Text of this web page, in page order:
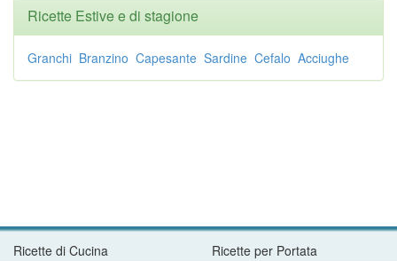
Ricette Estive e di stagione
Granchi Branzino Capesante Sardine Cefalo Acciughe
Ricette di Cucina
Ricette per Portata